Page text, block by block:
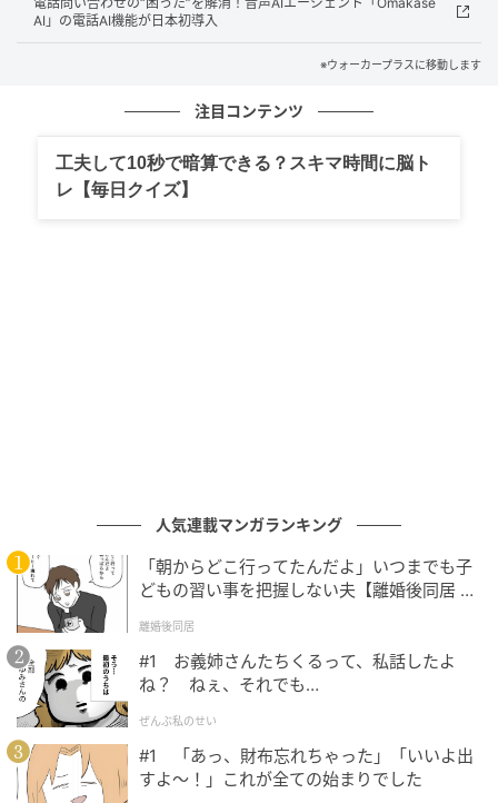
「HR EXPO」に出展された「タレスカ」ブースへ！
“真の実力”を可視化する「タレスカAI面接」
「タレスカ」ブースで体験したのは、採用のミスマッ
チ解消を目指す「タレスカAI面接」。全国112件の応
期的なシステムだと感じた。
AI」の電話AI機能が日本初導入
※ウォーカープラスに移動します
注目コンテンツ
工夫して10秒で暗算できる？スキマ時間に脳ト
レ【毎日クイズ】
人気連載マンガランキング
「朝からどこ行ってたんだよ」いつまでも子
どもの習い事を把握しない夫【離婚後同居 Vo
離婚後同居
#1 お義姉さんたちくるって、私話したよ
ね？ ねぇ、それでも…
ぜんぶ私のせい
#1 「あっ、財布忘れちゃった」「いいよ出
すよ〜！」これが全ての始まりでした